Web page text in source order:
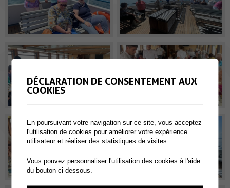
DÉCLARATION DE CONSENTEMENT AUX
COOKIES
En poursuivant votre navigation sur ce site, vous acceptez
l'utilisation de cookies pour améliorer votre expérience
utilisateur et réaliser des statistiques de visites.
Vous pouvez personnaliser l'utilisation des cookies à l'aide
du bouton ci-dessous.